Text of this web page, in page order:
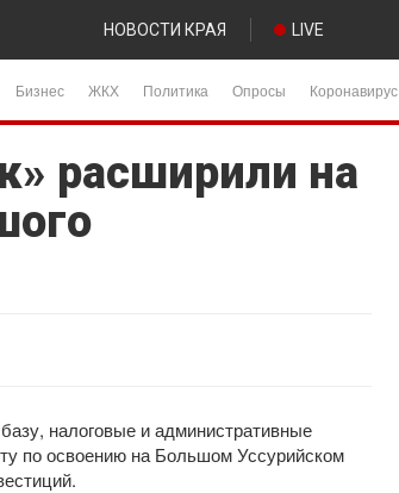
НОВОСТИ КРАЯ LIVE
Бизнес ЖКХ Политика Опросы Коронавирус
расширили на
налоговые и административные
по освоению на Большом Уссурийском